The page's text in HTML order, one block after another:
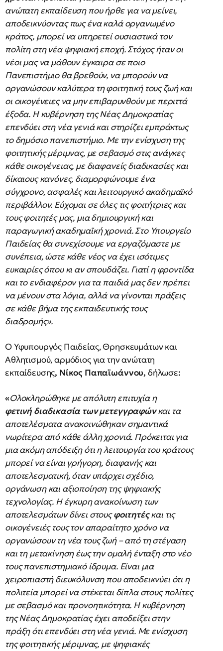
ανώτατη εκπαίδευση που ήρθε για να μείνει,
αποδεικνύοντας πως ένα καλά οργανωμένο
κράτος, μπορεί να υπηρετεί ουσιαστικά τον
πολίτη στη νέα ψηφιακή εποχή. Στόχος ήταν οι
νέοι μας να μάθουν έγκαιρα σε ποιο
Πανεπιστήμιο θα βρεθούν, να μπορούν να
οργανώσουν καλύτερα τη φοιτητική τους ζωή και
οι οικογένειες να μην επιβαρυνθούν με περιττά
έξοδα. Η κυβέρνηση της Νέας Δημοκρατίας
επενδύει στη νέα γενιά και στηρίζει εμπράκτως
το δημόσιο πανεπιστήμιο. Με την ενίσχυση της
φοιτητικής μέριμνας, με σεβασμό στις ανάγκες
κάθε οικογένειας, με διαφανείς διαδικασίες και
δίκαιους κανόνες, διαμορφώνουμε ένα
σύγχρονο, ασφαλές και λειτουργικό ακαδημαϊκό
περιβάλλον. Εύχομαι σε όλες τις φοιτήτριες και
τους φοιτητές μας, μια δημιουργική και
παραγωγική ακαδημαϊκή χρονιά. Στο Υπουργείο
Παιδείας θα συνεχίσουμε να εργαζόμαστε με
συνέπεια, ώστε κάθε νέος να έχει ισότιμες
ευκαιρίες όπου κι αν σπουδάζει. Γιατί η φροντίδα
και το ενδιαφέρον για τα παιδιά μας δεν πρέπει
να μένουν στα λόγια, αλλά να γίνονται πράξεις
σε κάθε βήμα της εκπαιδευτικής τους
διαδρομής».
Ο Υφυπουργός Παιδείας, Θρησκευμάτων και
Αθλητισμού, αρμόδιος για την ανώτατη
εκπαίδευσης, Νίκος Παπαϊωάννου, δήλωσε:
«Ολοκληρώθηκε με απόλυτη επιτυχία η
φετινή διαδικασία των μετεγγραφώνκαι τα
αποτελέσματα ανακοινώθηκαν σημαντικά
νωρίτερα από κάθε άλλη χρονιά. Πρόκειται για
μια ακόμη απόδειξη ότι η λειτουργία του κράτους
μπορεί να είναι γρήγορη, διαφανής και
αποτελεσματική, όταν υπάρχει σχέδιο,
οργάνωση και αξιοποίηση της ψηφιακής
τεχνολογίας. Η έγκυρη ανακοίνωση των
αποτελεσμάτων δίνει στουςφοιτητέςκαι τις
οικογένειές τους τον απαραίτητο χρόνο να
οργανώσουν τη νέα τους ζωή – από τη στέγαση
και τη μετακίνηση έως την ομαλή ένταξη στο νέο
τους πανεπιστημιακό ίδρυμα. Είναι μια
χειροπιαστή διευκόλυνση που αποδεικνύει ότι η
πολιτεία μπορεί να στέκεται δίπλα στους πολίτες
με σεβασμό και προνοητικότητα. Η κυβέρνηση
της Νέας Δημοκρατίας έχει αποδείξει στην
πράξη ότι επενδύει στη νέα γενιά. Με ενίσχυση
της φοιτητικής μέριμνας, με ψηφιακές